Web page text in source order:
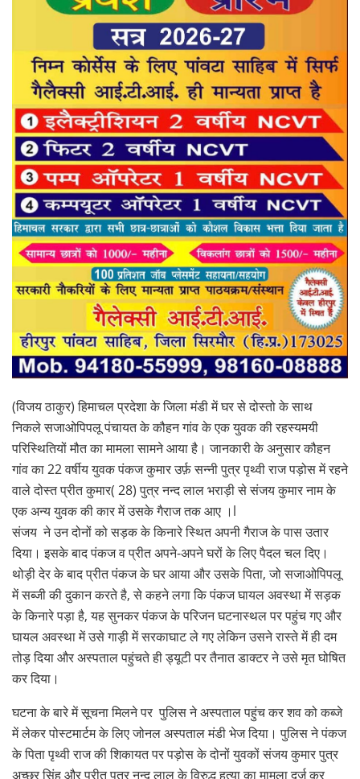
(विजय ठाकुर) हिमाचल प्रदेशा के जिला मंडी में घर से दोस्तो के साथ
निकले सजाओपिपलू पंचायत के कौहन गांव के एक युवक की रहस्यमयी
परिस्थितियों मौत का मामला सामने आया है। जानकारी के अनुसार कौहन
गांव का 22 वर्षीय युवक पंकज कुमार उर्फ़ सन्नी पुत्र पृथ्वी राज पड़ोस में रहने
वाले दोस्त प्रीत कुमार( 28) पुत्र नन्द लाल भराड़ी से संजय कुमार नाम के
एक अन्य युवक की कार में उसके गैराज तक आए ।l
संजय ने उन दोनों को सड़क के किनारे स्थित अपनी गैराज के पास उतार
दिया। इसके बाद पंकज व प्रीत अपने-अपने घरों के लिए पैदल चल दिए।
थोड़ी देर के बाद प्रीत पंकज के घर आया और उसके पिता, जो सजाओपिपलू
में सब्जी की दुकान करते है, से कहने लगा कि पंकज घायल अवस्था में सड़क
के किनारे पड़ा है, यह सुनकर पंकज के परिजन घटनास्थल पर पहुंच गए और
घायल अवस्था में उसे गाड़ी में सरकाघाट ले गए लेकिन उसने रास्ते में ही दम
तोड़ दिया और अस्पताल पहुंचते ही ड्यूटी पर तैनात डाक्टर ने उसे मृत घोषित
कर दिया।
घटना के बारे में सूचना मिलने पर पुलिस ने अस्पताल पहुंच कर शव को कब्जे
में लेकर पोस्टमार्टम के लिए जोनल अस्पताल मंडी भेज दिया। पुलिस ने पंकज
के पिता पृथ्वी राज की शिकायत पर पड़ोस के दोनों युवकों संजय कुमार पुत्र
अच्छर सिंह और प्रीत पुत्र नन्द लाल के विरुद्ध हत्या का मामला दर्ज कर